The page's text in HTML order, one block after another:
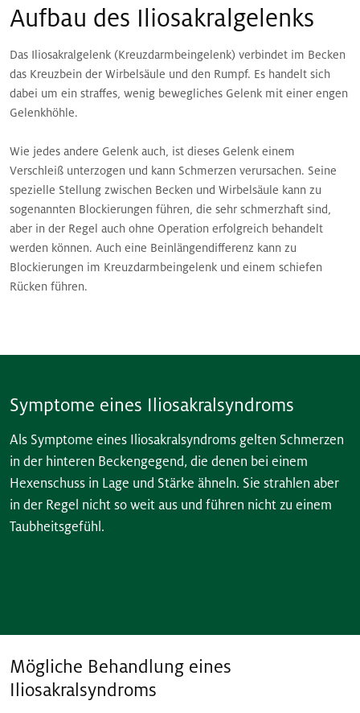
Aufbau des Iliosakralgelenks
Das Iliosakralgelenk (Kreuzdarmbeingelenk) verbindet im Becken
das Kreuzbein der Wirbelsäule und den Rumpf. Es handelt sich
dabei um ein straffes, wenig bewegliches Gelenk mit einer engen
Gelenkhöhle.
Wie jedes andere Gelenk auch, ist dieses Gelenk einem
Verschleiß unterzogen und kann Schmerzen verursachen. Seine
spezielle Stellung zwischen Becken und Wirbelsäule kann zu
sogenannten Blockierungen führen, die sehr schmerzhaft sind,
aber in der Regel auch ohne Operation erfolgreich behandelt
werden können. Auch eine Beinlängendifferenz kann zu
Blockierungen im Kreuzdarmbeingelenk und einem schiefen
Rücken führen.
Symptome eines Iliosakralsyndroms
Als Symptome eines Iliosakralsyndroms gelten Schmerzen
in der hinteren Beckengegend, die denen bei einem
Hexenschuss in Lage und Stärke ähneln. Sie strahlen aber
in der Regel nicht so weit aus und führen nicht zu einem
Taubheitsgefühl.
Mögliche Behandlung eines
Iliosakralsyndroms